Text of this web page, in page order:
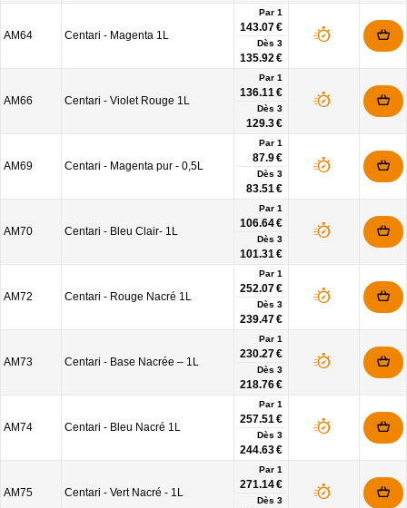
AM64 Centari - Magenta 1L
Par 1
143.07 €
Dès 3
135.92 €
AM66 Centari - Violet Rouge 1L
Par 1
136.11 €
Dès 3
129.3 €
AM69 Centari - Magenta pur - 0,5L
Par 1
87.9 €
Dès 3
83.51 €
AM70 Centari - Bleu Clair- 1L
Par 1
106.64 €
Dès 3
101.31 €
AM72 Centari - Rouge Nacré 1L
Par 1
252.07 €
Dès 3
239.47 €
AM73 Centari - Base Nacrée – 1L
Par 1
230.27 €
Dès 3
218.76 €
AM74 Centari - Bleu Nacré 1L
Par 1
257.51 €
Dès 3
244.63 €
AM75 Centari - Vert Nacré - 1L
Par 1
271.14 €
Dès 3